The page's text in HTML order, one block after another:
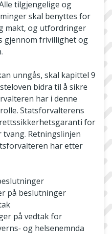
tilgjengelige og
skal benyttes for
makt, og utfordringer
gjennom frivillighet og
unngås, skal kapittel 9
bidra til å sikre
har i denne
Statsforvalterens
for
Retningslinjen
har etter
på beslutninger
på vedtak for
og helsenemnda